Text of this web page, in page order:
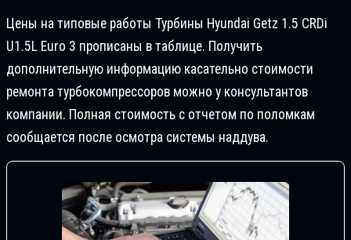
Цены на типовые работы Турбины Hyundai Getz 1.5 CRDi
U1.5L Euro 3 прописаны в таблице. Получить
дополнительную информацию касательно стоимости
ремонта турбокомпрессоров можно у консультантов
компании. Полная стоимость с отчетом по поломкам
сообщается после осмотра системы наддува.